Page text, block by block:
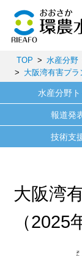
TOP 水産分野
大阪湾有害プラ
水産分野
報道発
技術支
大阪湾
（2025